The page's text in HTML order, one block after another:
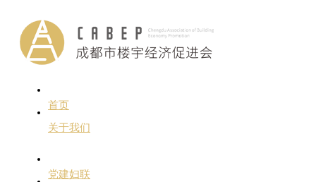
首页
关于我们
党建妇联